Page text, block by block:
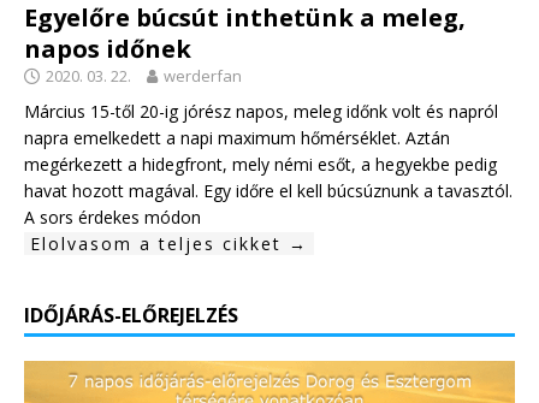
Egyelőre búcsút inthetünk a meleg,
napos időnek
2020. 03. 22. werderfan
Március 15-től 20-ig jórész napos, meleg időnk volt és napról
napra emelkedett a napi maximum hőmérséklet. Aztán
megérkezett a hidegfront, mely némi esőt, a hegyekbe pedig
havat hozott magával. Egy időre el kell búcsúznunk a tavasztól.
A sors érdekes módon
Elolvasom a teljes cikket →
IDŐJÁRÁS-ELŐREJELZÉS